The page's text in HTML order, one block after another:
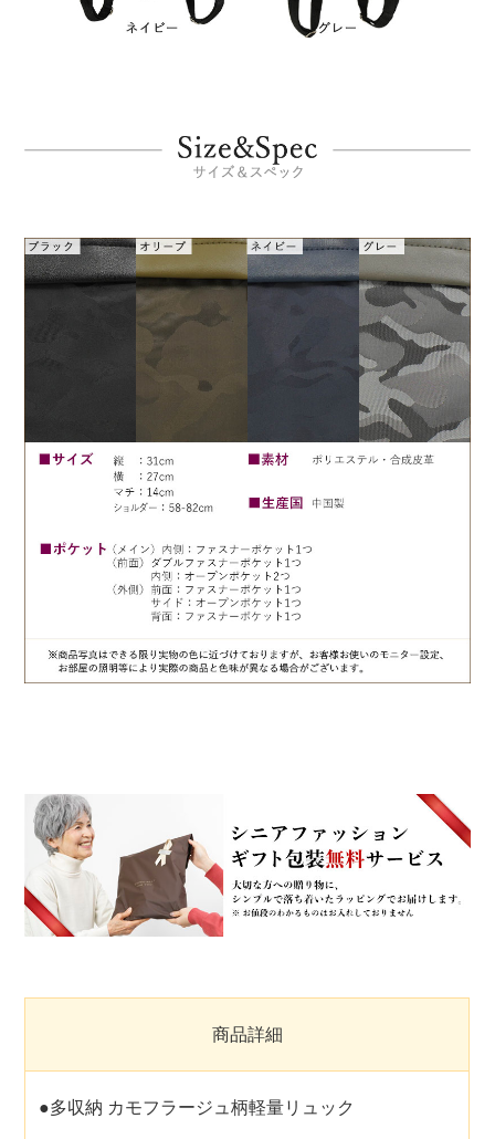
商品詳細
●多収納 カモフラージュ柄軽量リュック